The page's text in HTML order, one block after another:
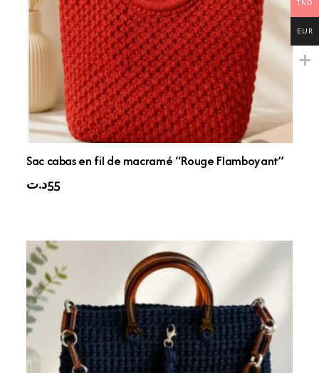
Sac cabas en fil de macramé “Rouge Flamboyant”
55د.ت
TND
EUR